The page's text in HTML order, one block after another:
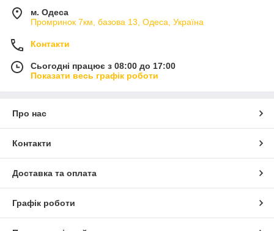
м. Одеса
Промринок 7км, базова 13, Одеса, Україна
Контакти
Сьогодні працює з 08:00 до 17:00
Показати весь графік роботи
Про нас
Контакти
Доставка та оплата
Графік роботи